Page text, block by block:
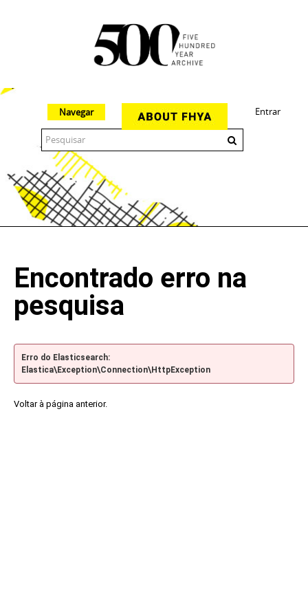
Entrar
Navegar
Encontrado erro na
pesquisa
Erro do Elasticsearch:
Elastica\Exception\Connection\HttpException
Voltar à página anterior.